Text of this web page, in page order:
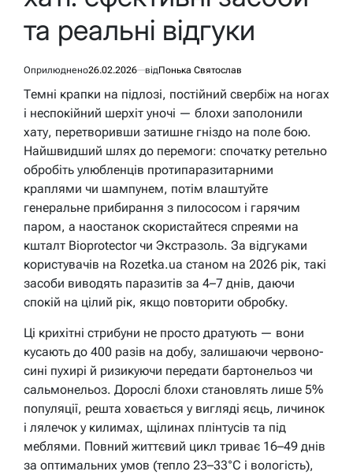
та реальні відгуки
Оприлюднено26.02.2026 відПонька Святослав
Темні крапки на підлозі, постійний свербіж на ногах
і неспокійний шерхіт уночі — блохи заполонили
хату, перетворивши затишне гніздо на поле бою.
Найшвидший шлях до перемоги: спочатку ретельно
обробіть улюбленців протипаразитарними
краплями чи шампунем, потім влаштуйте
генеральне прибирання з пилососом і гарячим
паром, а наостанок скористайтеся спреями на
кшталт Bioprotector чи Экстразоль. За відгуками
користувачів на Rozetka.ua станом на 2026 рік, такі
засоби виводять паразитів за 4–7 днів, даючи
спокій на цілий рік, якщо повторити обробку.
Ці крихітні стрибуни не просто дратують — вони
кусають до 400 разів на добу, залишаючи червоно-
сині пухирі й ризикуючи передати бартонельоз чи
сальмонельоз. Дорослі блохи становлять лише 5%
популяції, решта ховається у вигляді яєць, личинок
і лялечок у килимах, щілинах плінтусів та під
меблями. Повний життєвий цикл триває 16–49 днів
за оптимальних умов (тепло 23–33°C і вологість),